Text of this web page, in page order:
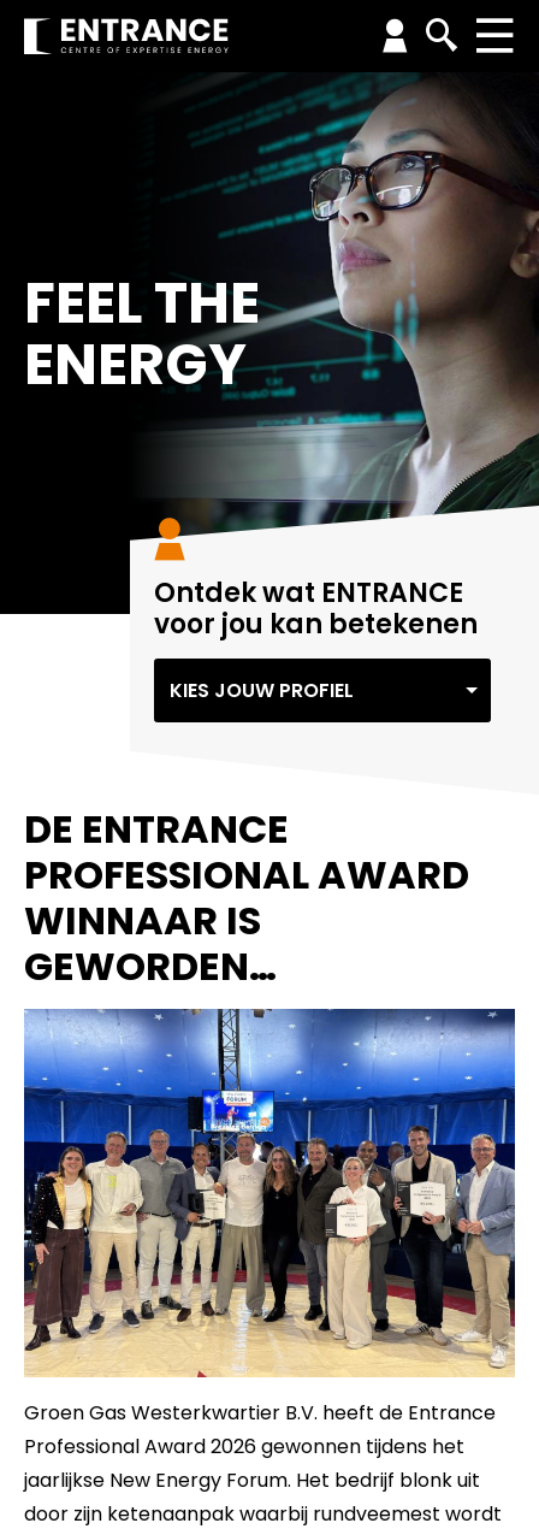
FEEL THE
ENERGY
Ontdek wat ENTRANCE
voor jou kan betekenen
KIES JOUW PROFIEL
DE ENTRANCE
PROFESSIONAL AWARD
WINNAAR IS
GEWORDEN…
Groen Gas Westerkwartier B.V. heeft de Entrance
Professional Award 2026 gewonnen tijdens het
jaarlijkse New Energy Forum. Het bedrijf blonk uit
door zijn ketenaanpak waarbij rundveemest wordt